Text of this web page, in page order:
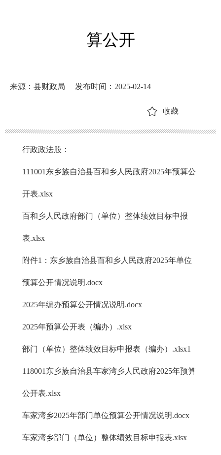
算公开
来源：县财政局 发布时间：2025-02-14
收藏
行政政法股：
111001东乡族自治县百和乡人民政府2025年预算公
开表.xlsx
百和乡人民政府部门（单位）整体绩效目标申报
表.xlsx
附件1：东乡族自治县百和乡人民政府2025年单位
预算公开情况说明.docx
2025年编办预算公开情况说明.docx
2025年预算公开表（编办）.xlsx
部门（单位）整体绩效目标申报表（编办）.xlsx1
118001东乡族自治县车家湾乡人民政府2025年预算
公开表.xlsx
车家湾乡2025年部门单位预算公开情况说明.docx
车家湾乡部门（单位）整体绩效目标申报表.xlsx